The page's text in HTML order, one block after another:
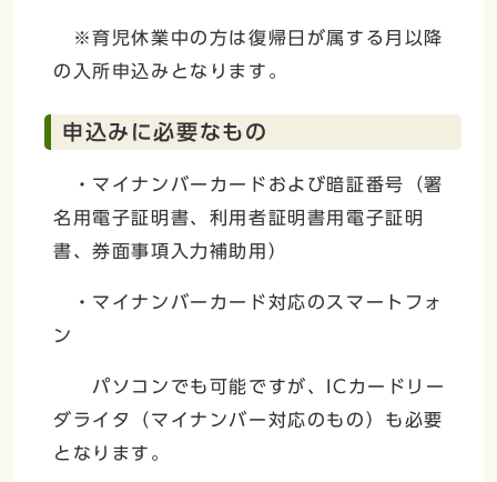
※育児休業中の方は復帰日が属する月以降
の入所申込みとなります。
申込みに必要なもの
・マイナンバーカードおよび暗証番号（署
名用電子証明書、利用者証明書用電子証明
書、券面事項入力補助用）
・マイナンバーカード対応のスマートフォ
ン
パソコンでも可能ですが、ICカードリー
ダライタ（マイナンバー対応のもの）も必要
となります。